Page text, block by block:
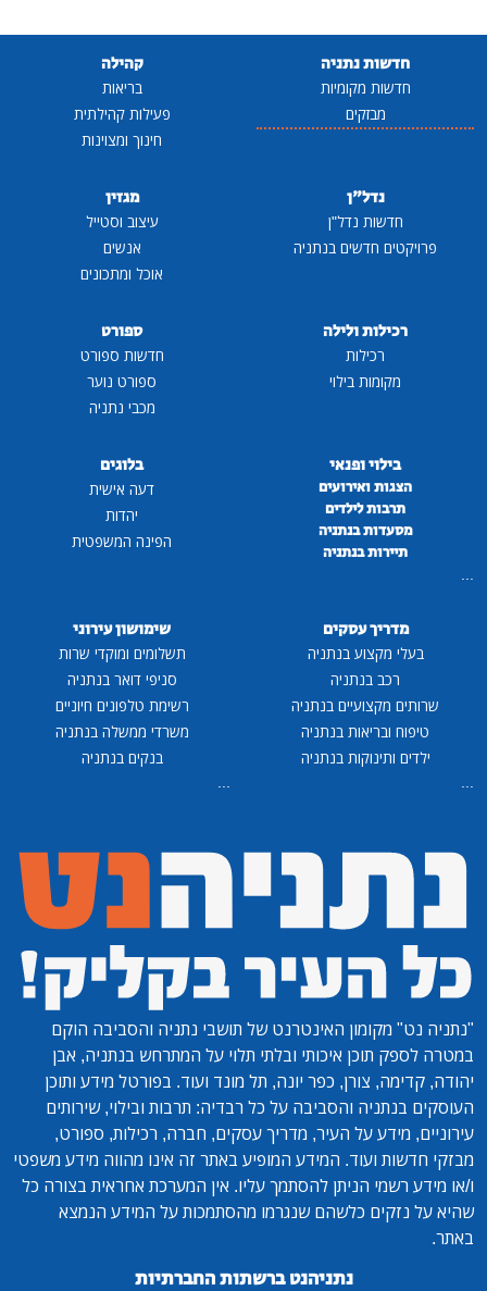
חדשות נתניה
חדשות מקומיות
מבזקים
קהילה
בריאות
פעילות קהילתית
חינוך ומצוינות
נדל"ן
חדשות נדל"ן
פרויקטים חדשים בנתניה
מגזין
עיצוב וסטייל
אנשים
אוכל ומתכונים
רכילות ולילה
רכילות
מקומות בילוי
ספורט
חדשות ספורט
ספורט נוער
מכבי נתניה
בילוי ופנאי
הצגות ואירועים
תרבות לילדים
מסעדות בנתניה
תיירות בנתניה
...
בלוגים
דעה אישית
יהדות
הפינה המשפטית
מדריך עסקים
בעלי מקצוע בנתניה
רכב בנתניה
שרותים מקצועיים בנתניה
טיפוח ובריאות בנתניה
ילדים ותינוקות בנתניה
...
שימושון עירוני
תשלומים ומוקדי שרות
סניפי דואר בנתניה
רשימת טלפונים חיוניים
משרדי ממשלה בנתניה
בנקים בנתניה
...
"נתניה נט" מקומון האינטרנט של תושבי נתניה והסביבה הוקם
במטרה לספק תוכן איכותי ובלתי תלוי על המתרחש בנתניה, אבן
יהודה, קדימה, צורן, כפר יונה, תל מונד ועוד. בפורטל מידע ותוכן
העוסקים בנתניה והסביבה על כל רבדיה: תרבות ובילוי, שירותים
עירוניים, מידע על העיר, מדריך עסקים, חברה, רכילות, ספורט,
מבזקי חדשות ועוד. המידע המופיע באתר זה אינו מהווה מידע משפטי
ו/או מידע רשמי הניתן להסתמך עליו. אין המערכת אחראית בצורה כל
שהיא על נזקים כלשהם שנגרמו מהסתמכות על המידע הנמצא
באתר.
נתניהנט ברשתות החברתיות